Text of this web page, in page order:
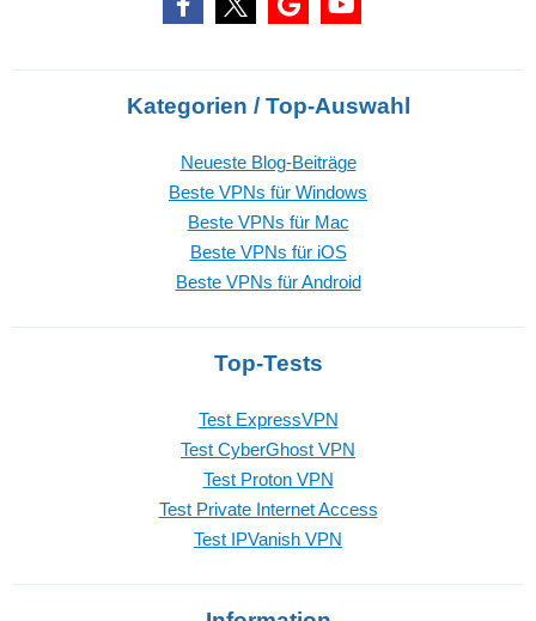
Kategorien / Top-Auswahl
Neueste Blog-Beiträge
Beste VPNs für Windows
Beste VPNs für Mac
Beste VPNs für iOS
Beste VPNs für Android
Top-Tests
Test ExpressVPN
Test CyberGhost VPN
Test Proton VPN
Test Private Internet Access
Test IPVanish VPN